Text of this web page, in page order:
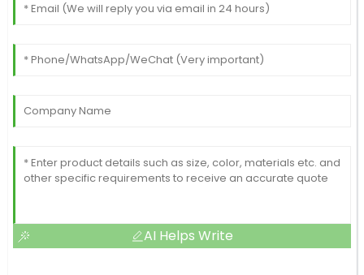
AI Helps Write